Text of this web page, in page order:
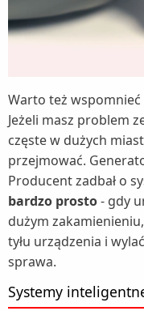
Warto też wspomnieć
Jeżeli masz problem
częste w dużych
przejmować.
Producent zadbał o
bardzo prosto- gdy
dużym
tyłu urządzenia i
sprawa.
Systemy